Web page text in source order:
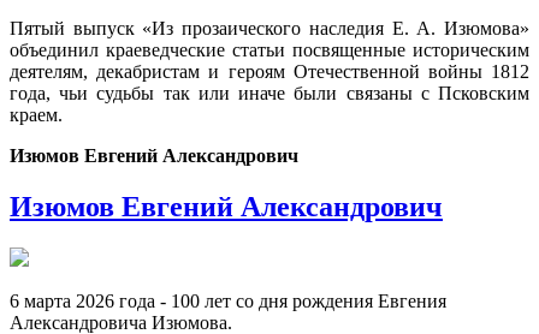
Пятый выпуск «Из прозаического наследия Е. А. Изюмова»
объединил краеведческие статьи посвященные историческим
деятелям, декабристам и героям Отечественной войны 1812
года, чьи судьбы так или иначе были связаны с Псковским
краем.
Изюмов Евгений Александрович
Изюмов Евгений Александрович
6 марта 2026 года - 100 лет со дня рождения Евгения
Александровича Изюмова.